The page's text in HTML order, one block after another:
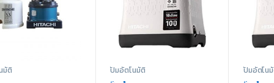
มัติ ปั๊มอัตโนมัติ ปั๊มอัตโน